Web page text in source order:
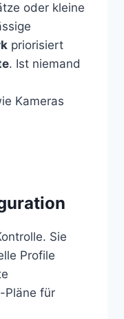
oder kleine
priorisiert
. Ist niemand
Kameras
Sie
Profile
Pläne für